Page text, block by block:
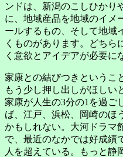
ンドは、新潟のこしひかり
に、地域産品を地域のイメ
ールするもの、そして地域
くものがあります。どちら
く意欲とアイデアが必要に
家康との結びつきというこ
もう少し押し出しがほしい
家康が人生の3分の1を過ご
ば、江戸、浜松、岡崎のほ
かもしれない。大河ドラマ
で、最近のなかでは好成績
人を超えている。もっと静